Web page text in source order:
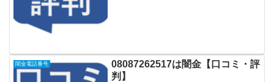
闇金電話番号
08087262517は闇金【口コミ・評
判】